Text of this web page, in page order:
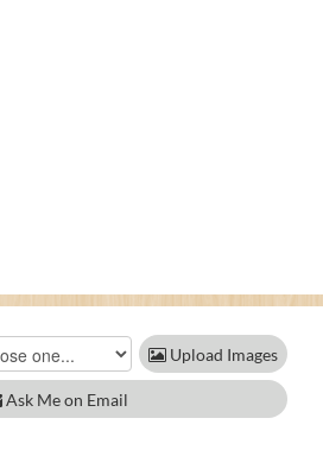
Upload Images
Ask Me on Email